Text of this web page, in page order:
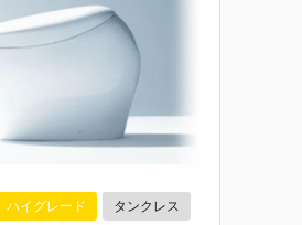
ハイグレード タンクレス